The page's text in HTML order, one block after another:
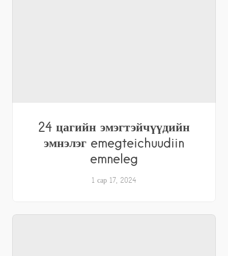
24 цагийн эмэгтэйчүүдийн
эмнэлэг emegteichuudiin
emneleg
1 сар 17, 2024